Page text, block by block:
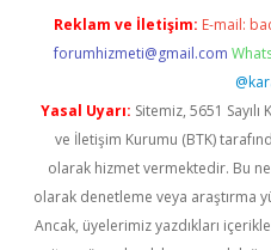
Reklam ve İletişim: E-mail:
forumhizmeti@gmail.com
Yasal Uyarı: Sitemiz, 5651
ve İletişim Kurumu (BTK)
olarak hizmet vermektedir. Bu
olarak denetleme veya araştırma
Ancak, üyelerimiz yazdıkları